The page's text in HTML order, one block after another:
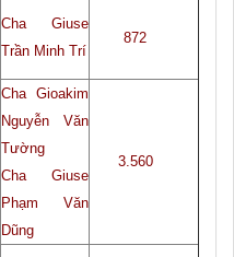
Cha Giuse
Trần Minh Trí
872
Cha Gioakim
Nguyễn Văn
Tường
Cha Giuse
Phạm Văn
Dũng
3.560